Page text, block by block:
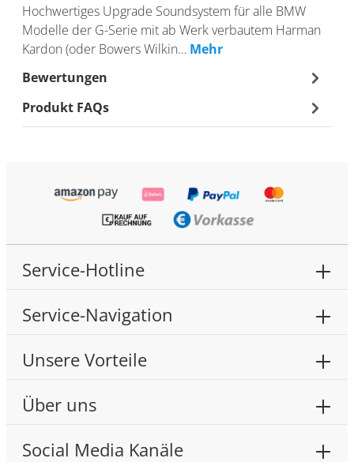
Hochwertiges Upgrade Soundsystem für alle BMW
Modelle der G-Serie mit ab Werk verbautem Harman
Kardon (oder Bowers Wilkin… Mehr
Bewertungen
Produkt FAQs
Service-Hotline
Service-Navigation
Unsere Vorteile
Über uns
Social Media Kanäle